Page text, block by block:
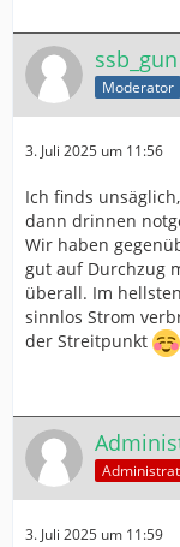
ssb_gun
Moderator
3. Juli 2025 um 11:56
Ich finds
dann drinnen
Wir haben
gut auf Durchzug
überall. Im
sinnlos Strom
der Streitpunkt
3. Juli 2025 um 11:59